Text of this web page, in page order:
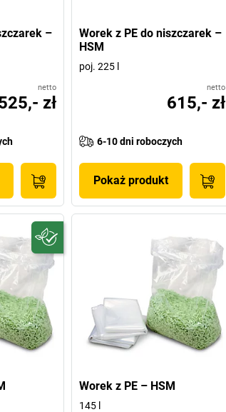
–
netto
zł
Worek z PE do niszczarek –
HSM
poj. 225 l
netto
615,- zł
6-10 dni roboczych
Pokaż produkt
Worek z PE – HSM
145 l